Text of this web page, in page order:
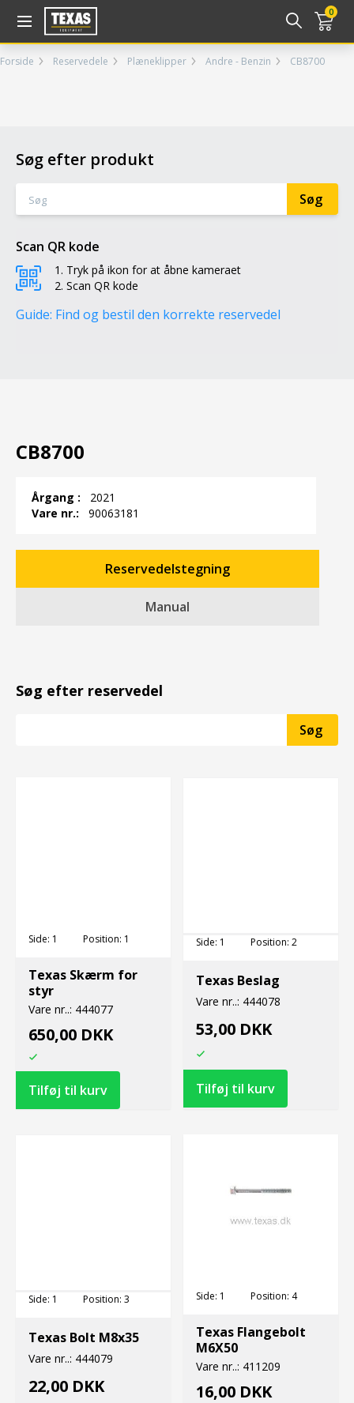
0
Forside Reservedele Plæneklipper Andre - Benzin CB8700
Søg efter produkt
Scan QR kode
Tryk på ikon for at åbne kameraet
Scan QR kode
Guide: Find og bestil den korrekte reservedel
CB8700
Årgang :
2021
Vare nr.:
90063181
Reservedelstegning
Manual
Søg efter reservedel
Side: 1 Position: 1
Texas Skærm for
styr
Vare nr..: 444077
650,00 DKK
Side: 1 Position: 2
Texas Beslag
Vare nr..: 444078
53,00 DKK
Side: 1 Position: 3
Texas Bolt M8x35
Vare nr..: 444079
22,00 DKK
Side: 1 Position: 4
Texas Flangebolt
M6X50
Vare nr..: 411209
16,00 DKK